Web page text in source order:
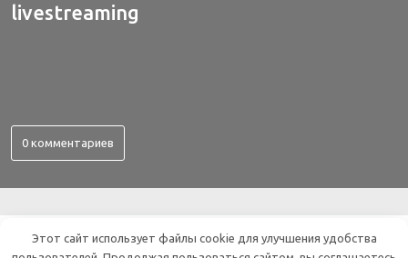
livestreaming
0 комментариев
ВСЕ ОБ ЭЛЕКТРОНИКЕ
Этот сайт использует файлы cookie для улучшения удобства